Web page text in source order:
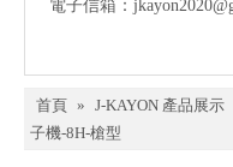
電子信箱：
首頁 » J-KAYON 產品展示
子機-8H-槍型